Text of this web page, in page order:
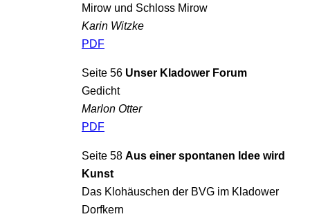
Mirow und Schloss Mirow
Karin Witzke
PDF
Seite 56 Unser Kladower Forum
Gedicht
Marlon Otter
PDF
Seite 58 Aus einer spontanen Idee wird
Kunst
Das Klohäuschen der BVG im Kladower
Dorfkern